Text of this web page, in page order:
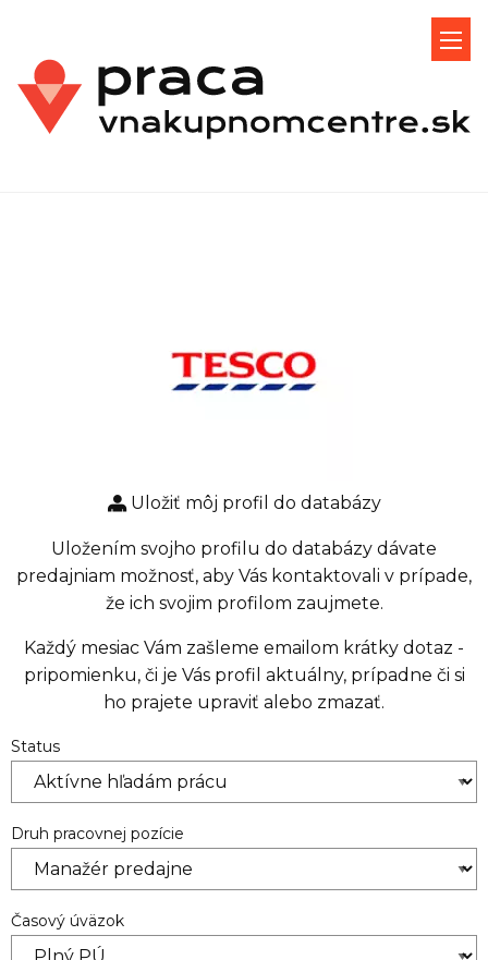
Uložiť môj profil do databázy
Uložením svojho profilu do databázy dávate
predajniam možnosť, aby Vás kontaktovali v prípade,
že ich svojim profilom zaujmete.
Každý mesiac Vám zašleme emailom krátky dotaz -
pripomienku, či je Vás profil aktuálny, prípadne či si
ho prajete upraviť alebo zmazať.
Status
Druh pracovnej pozície
Časový úväzok